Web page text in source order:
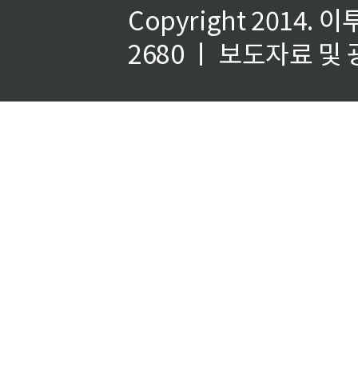
Copyright 2014. 이
2680 ㅣ 보도자료